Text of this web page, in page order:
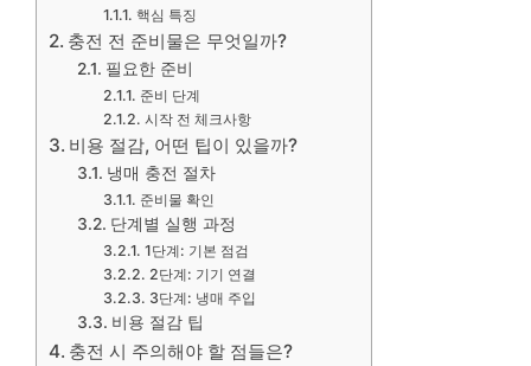
핵심 특징
충전 전 준비물은 무엇일까?
필요한 준비
준비 단계
시작 전 체크사항
비용 절감, 어떤 팁이 있을까?
냉매 충전 절차
준비물 확인
단계별 실행 과정
1단계: 기본 점검
2단계: 기기 연결
3단계: 냉매 주입
비용 절감 팁
충전 시 주의해야 할 점들은?